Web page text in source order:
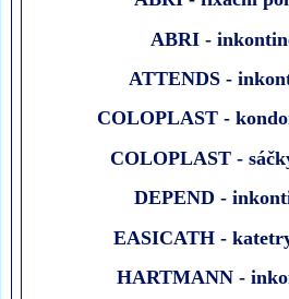
ABRI -
ATTENDS -
COLOPLAST -
COLOPLAST -
DEPEND -
EASICATH -
HARTMANN -